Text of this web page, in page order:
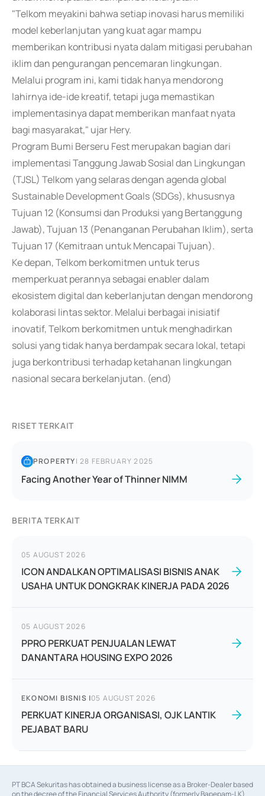
"Telkom meyakini bahwa setiap inovasi harus memiliki
model keberlanjutan yang kuat agar mampu
memberikan kontribusi nyata dalam mitigasi perubahan
iklim dan pengurangan pencemaran lingkungan.
Melalui program ini, kami tidak hanya mendorong
lahirnya ide-ide kreatif, tetapi juga memastikan
implementasinya dapat memberikan manfaat nyata
bagi masyarakat," ujar Hery.
Program Bumi Berseru Fest merupakan bagian dari
implementasi Tanggung Jawab Sosial dan Lingkungan
(TJSL) Telkom yang selaras dengan agenda global
Sustainable Development Goals (SDGs), khususnya
Tujuan 12 (Konsumsi dan Produksi yang Bertanggung
Jawab), Tujuan 13 (Penanganan Perubahan Iklim), serta
Tujuan 17 (Kemitraan untuk Mencapai Tujuan).
Ke depan, Telkom berkomitmen untuk terus
memperkuat perannya sebagai enabler dalam
ekosistem digital dan keberlanjutan dengan mendorong
kolaborasi lintas sektor. Melalui berbagai inisiatif
inovatif, Telkom berkomitmen untuk menghadirkan
solusi yang tidak hanya berdampak secara lokal, tetapi
juga berkontribusi terhadap ketahanan lingkungan
nasional secara berkelanjutan. (end)
RISET TERKAIT
PROPERTY|28 FEBRUARY 2025
Facing Another Year of Thinner NIMM
BERITA TERKAIT
05 AUGUST 2026
ICON ANDALKAN OPTIMALISASI BISNIS ANAK
USAHA UNTUK DONGKRAK KINERJA PADA 2026
05 AUGUST 2026
PPRO PERKUAT PENJUALAN LEWAT
DANANTARA HOUSING EXPO 2026
EKONOMI BISNIS |05 AUGUST 2026
PERKUAT KINERJA ORGANISASI, OJK LANTIK
PEJABAT BARU
PT BCA Sekuritas has obtained a business license as a Broker-Dealer based
on the decree of the Financial Services Authority (formerly Bapepam-LK)